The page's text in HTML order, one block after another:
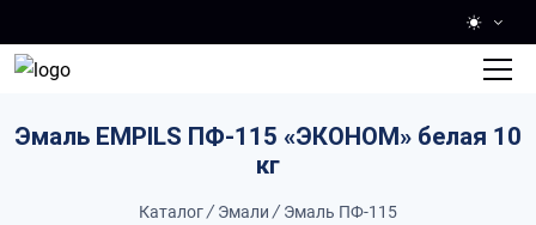
Эмаль EMPILS ПФ-115 «ЭКОНОМ» белая 10
кг
Каталог/ Эмали / Эмаль ПФ-115